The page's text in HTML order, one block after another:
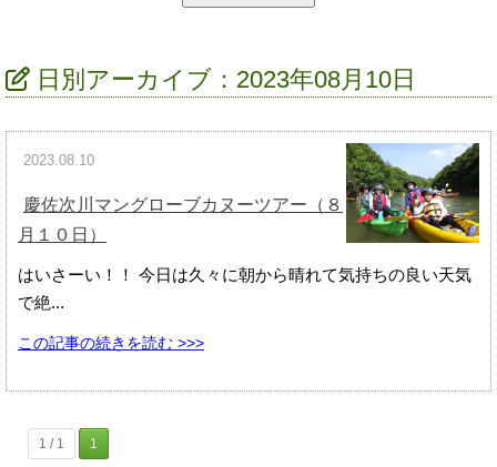
日別アーカイブ：2023年08月10日
2023.08.10
慶佐次川マングローブカヌーツアー（８
月１０日）
はいさーい！！ 今日は久々に朝から晴れて気持ちの良い天気
で絶...
この記事の続きを読む >>>
1 / 1 1